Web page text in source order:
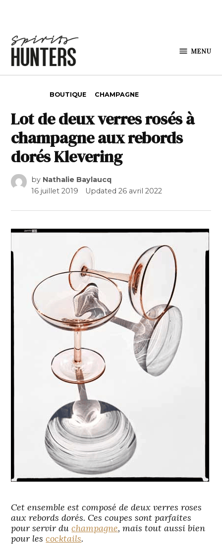
MENU
BOUTIQUE CHAMPAGNE
Lot de deux verres rosés à
champagne aux rebords
dorés Klevering
by Nathalie Baylaucq
16 juillet 2019
Updated26 avril 2022
Cet ensemble est composé de deux verres roses
aux rebords dorés. Ces coupes sont parfaites
pour servir duchampagne, mais tout aussi bien
pour lescocktails.